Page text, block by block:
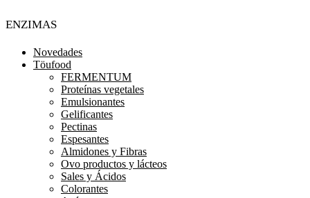
Enzimas
Novedades
Töufood
FERMENTUM
Proteínas vegetales
Emulsionantes
Gelificantes
Pectinas
Espesantes
Almidones y Fibras
Ovo productos y lácteos
Sales y Ácidos
Colorantes